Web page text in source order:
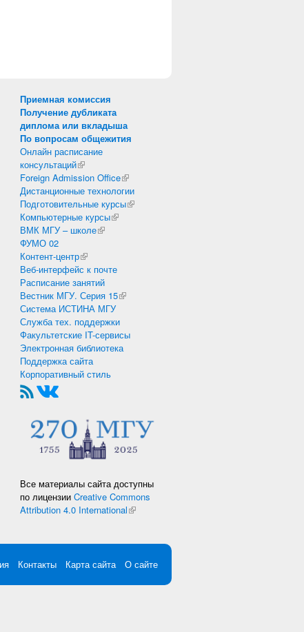
Приемная комиссия
Получение дубликата
диплома или вкладыша
По вопросам общежития
Онлайн расписание
консультаций(внешняя ссылка)
Foreign Admission Office(внешняя ссылка)
Дистанционные технологии
Подготовительные курсы(внешняя ссылка)
Компьютерные курсы(внешняя ссылка)
ВМК МГУ – школе(внешняя ссылка)
ФУМО 02
Контент-центр(внешняя ссылка)
Веб-интерфейс к почте
Расписание занятий
Вестник МГУ. Серия 15(внешняя ссылка)
Система ИСТИНА МГУ
Служба тех. поддержки
Факультетские IT-сервисы
Электронная библиотека
Поддержка сайта
Корпоративный стиль
Все материалы сайта доступны
по лицензии Creative Commons
Attribution 4.0 International(внешняя ссылка)
Контакты Карта сайта О сайте